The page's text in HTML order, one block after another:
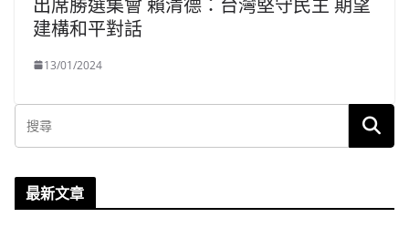
建構和平對話
13/01/2024
最新文章